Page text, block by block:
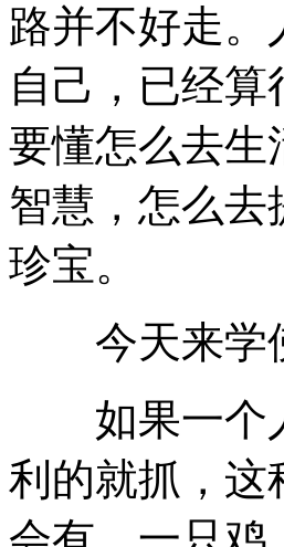
路并不好走。
自己，已经
要懂怎么去生
智慧，怎么去
珍宝。
今天来学佛
如果一个人
利的就抓，这